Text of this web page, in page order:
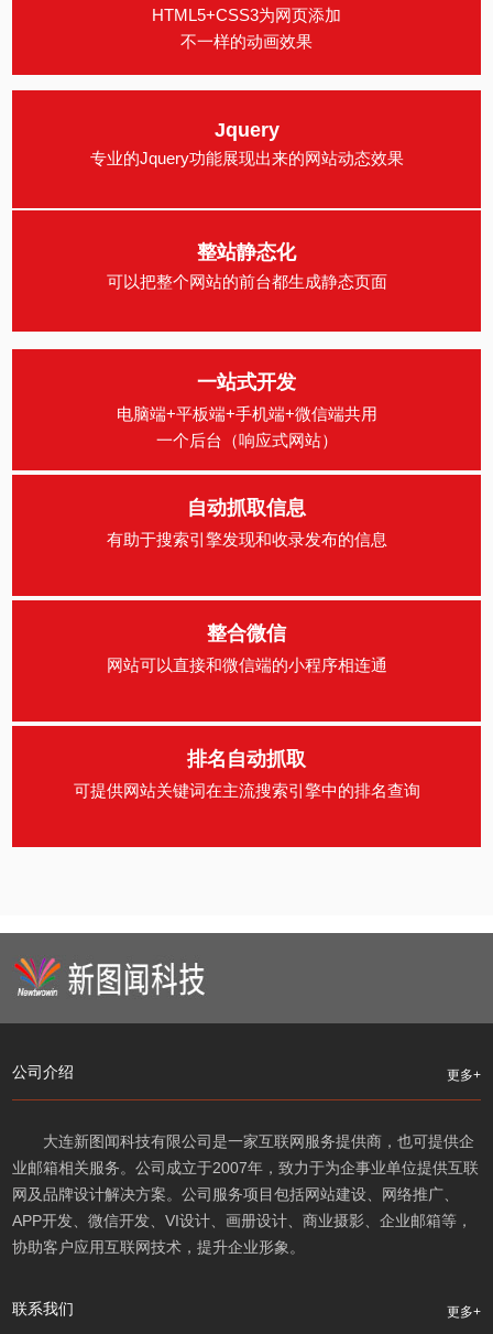
HTML5+CSS3为网页添加
不一样的动画效果
Jquery
专业的Jquery功能展现出来的网站动态效果
整站静态化
可以把整个网站的前台都生成静态页面
一站式开发
电脑端+平板端+手机端+微信端共用
一个后台（响应式网站）
自动抓取信息
有助于搜索引擎发现和收录发布的信息
整合微信
网站可以直接和微信端的小程序相连通
排名自动抓取
可提供网站关键词在主流搜索引擎中的排名查询
公司介绍 更多+
大连新图闻科技有限公司是一家互联网服务提供商，也可提供企
业邮箱相关服务。公司成立于2007年，致力于为企事业单位提供互联
网及品牌设计解决方案。公司服务项目包括网站建设、网络推广、
APP开发、微信开发、VI设计、画册设计、商业摄影、企业邮箱等，
协助客户应用互联网技术，提升企业形象。
联系我们 更多+